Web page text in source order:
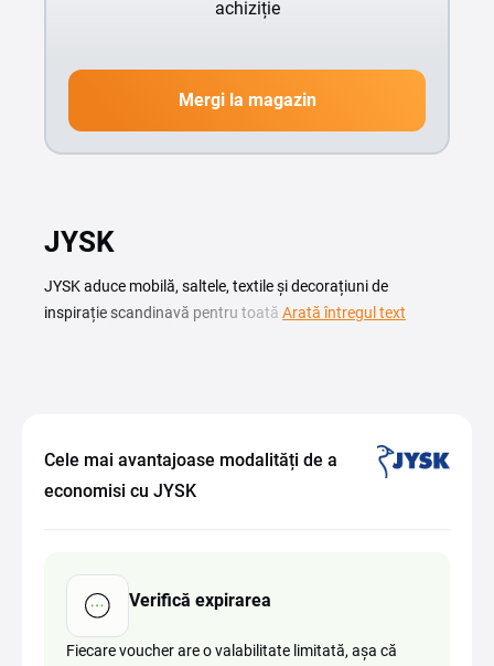
achiziție
Mergi la magazin
JYSK
JYSK aduce mobilă, saltele, textile și decorațiuni de
inspirație scandinavă pentru toată casa, iar cu un cod
când vrei să amenajezi dormitorul, livingul sau grădina fără
să plătești prețul întreg. Verifică ofertele disponibile
momentan, copiază codul potrivit și economisești la mobilă,
comenzii.
Arată întregul text
Cele mai avantajoase modalități de a
economisi cu JYSK
Verifică expirarea
Fiecare voucher are o valabilitate limitată, așa că